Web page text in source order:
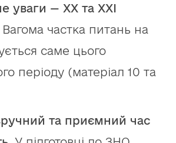
уваги — ХХ та ХХІ
Вагома частка питань на
саме цього
періоду (матеріал 10 та
та приємний час